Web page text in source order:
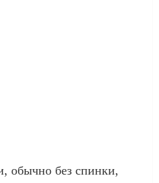
обычно без спинки,